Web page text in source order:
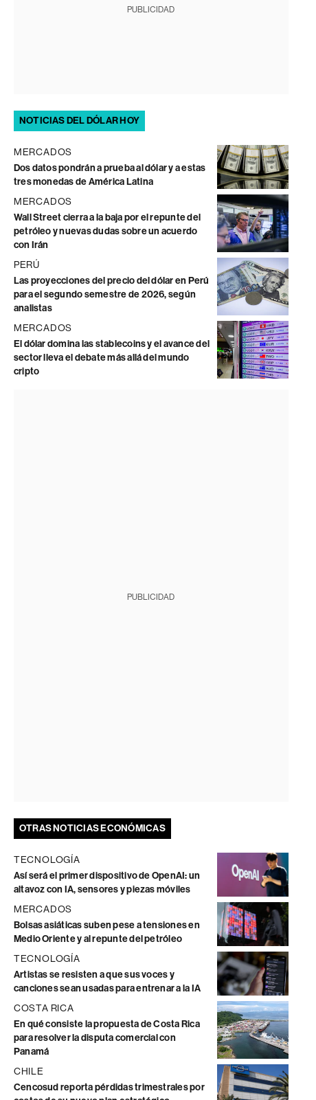
PUBLICIDAD
NOTICIAS DEL DÓLAR HOY
MERCADOS
Dos datos pondrán a prueba al dólar y a estas
tres monedas de América Latina
MERCADOS
Wall Street cierra a la baja por el repunte del
petróleo y nuevas dudas sobre un acuerdo
con Irán
PERÚ
Las proyecciones del precio del dólar en Perú
para el segundo semestre de 2026, según
analistas
MERCADOS
El dólar domina las stablecoins y el avance del
sector lleva el debate más allá del mundo
cripto
PUBLICIDAD
OTRAS NOTICIAS ECONÓMICAS
TECNOLOGÍA
Así será el primer dispositivo de OpenAI: un
altavoz con IA, sensores y piezas móviles
MERCADOS
Bolsas asiáticas suben pese a tensiones en
Medio Oriente y al repunte del petróleo
TECNOLOGÍA
Artistas se resisten a que sus voces y
canciones sean usadas para entrenar a la IA
COSTA RICA
En qué consiste la propuesta de Costa Rica
para resolver la disputa comercial con
Panamá
CHILE
Cencosud reporta pérdidas trimestrales por